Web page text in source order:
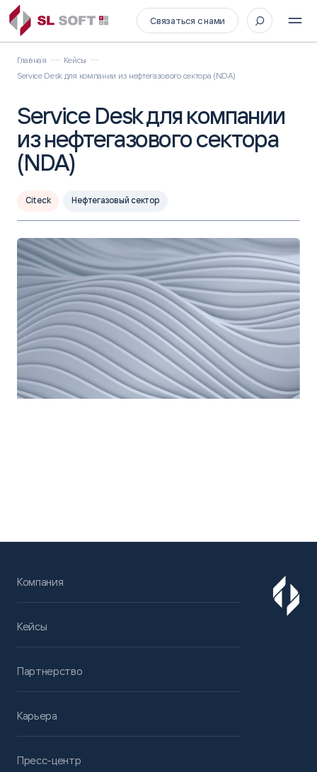
Связаться с нами
Главная
Кейсы
Service Desk для компании из нефтегазового сектора (NDA)
Service Desk для компании
из нефтегазового сектора
(NDA)
Citeck Нефтегазовый сектор
Компания
Кейсы
Партнерство
Карьера
Пресс-центр